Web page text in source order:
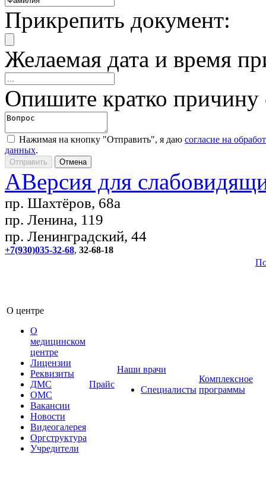
Прикрепить документ:
Желаемая дата и время
Опишите кратко
Нажимая на кнопку "Отправить", я даю согласие на
данных.
AВерсия для
пр. Шахтёров, 68а
пр. Ленина, 119
пр. Ленинградский, 44
+7(930)035-32-68, 32-68-18
О центре
О
медицинском
центре
Лицензии
Реквизиты
ДМС
ОМС
Вакансии
Новости
Видеогалерея
Оргструктура
Учредители
Прайс
Наши врачи
Специалисты
Комплексное
программы